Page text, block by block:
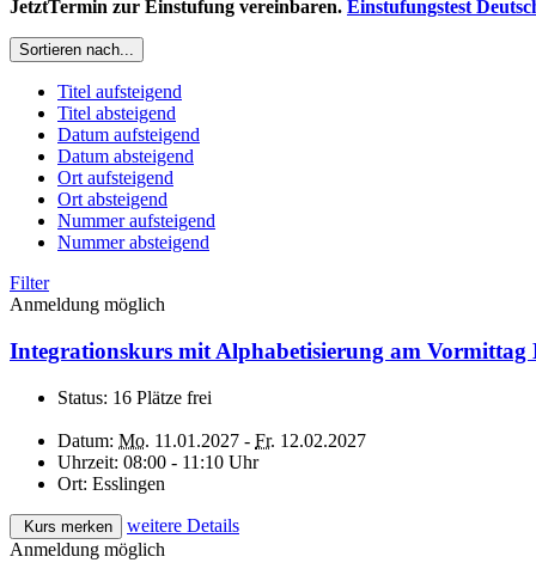
JetztTermin zur Einstufung vereinbaren. Einstufungstest
Sortieren nach...
Titel aufsteigend
Titel absteigend
Datum aufsteigend
Datum absteigend
Ort aufsteigend
Ort absteigend
Nummer aufsteigend
Nummer absteigend
Filter
Anmeldung möglich
Integrationskurs mit Alphabetisierung am Vormittag
Status: 16 Plätze frei
Datum: Mo. 11.01.2027 - Fr. 12.02.2027
Uhrzeit: 08:00 - 11:10 Uhr
Ort: Esslingen
Kurs merken
weitere Details
Anmeldung möglich